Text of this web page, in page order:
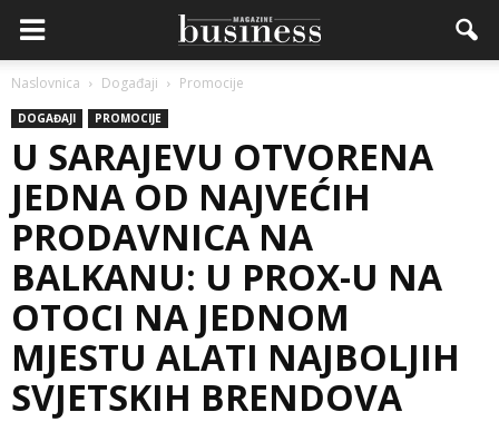
Naslovnica Događaji Promocije
DOGAĐAJI PROMOCIJE
U SARAJEVU OTVORENA
JEDNA OD NAJVEĆIH
PRODAVNICA NA
BALKANU: U PROX-U NA
OTOCI NA JEDNOM
MJESTU ALATI NAJBOLJIH
SVJETSKIH BRENDOVA